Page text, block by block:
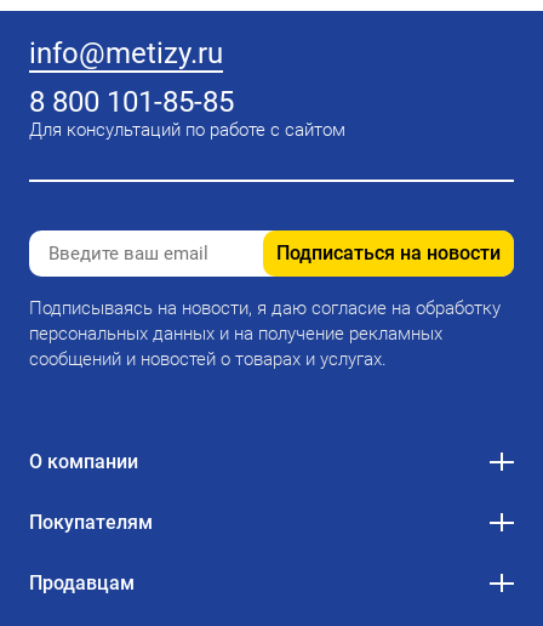
info@metizy.ru
8 800 101-85-85
Для консультаций по работе с сайтом
Подписаться на новости
Подписываясь на новости, я даю согласие на обработку
персональных данных и на получение рекламных
сообщений и новостей о товарах и услугах.
О компании
Покупателям
Продавцам